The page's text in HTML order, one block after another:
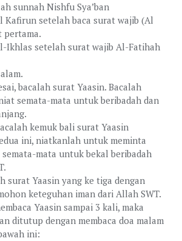
sunnah Nishfu Sya’ban
Kafirun setelah baca surat wajib (Al
pertama.
Ikhlas setelah surat wajib Al-Fatihah
bacalah surat Yaasin. Bacalah
semata-mata untuk beribadah dan
kemuk bali surat Yaasin
ini, niatkanlah untuk meminta
mata untuk bekal beribadah
surat Yaasin yang ke tiga dengan
keteguhan iman dari Allah SWT.
Yaasin sampai 3 kali, maka
ditutup dengan membaca doa malam
ini: